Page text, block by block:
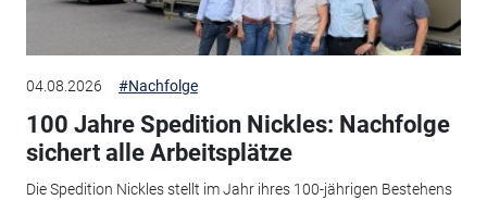
04.08.2026 #Nachfolge
100 Jahre Spedition Nickles: Nachfolge
sichert alle Arbeitsplätze
Die Spedition Nickles stellt im Jahr ihres 100-jährigen Bestehens